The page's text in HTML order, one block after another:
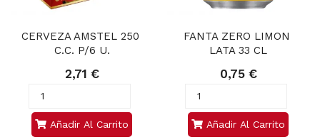
CERVEZA AMSTEL 250
C.C. P/6 U.
2,71 €
Añadir Al Carrito
FANTA ZERO LIMON
LATA 33 CL
0,75 €
Añadir Al Carrito